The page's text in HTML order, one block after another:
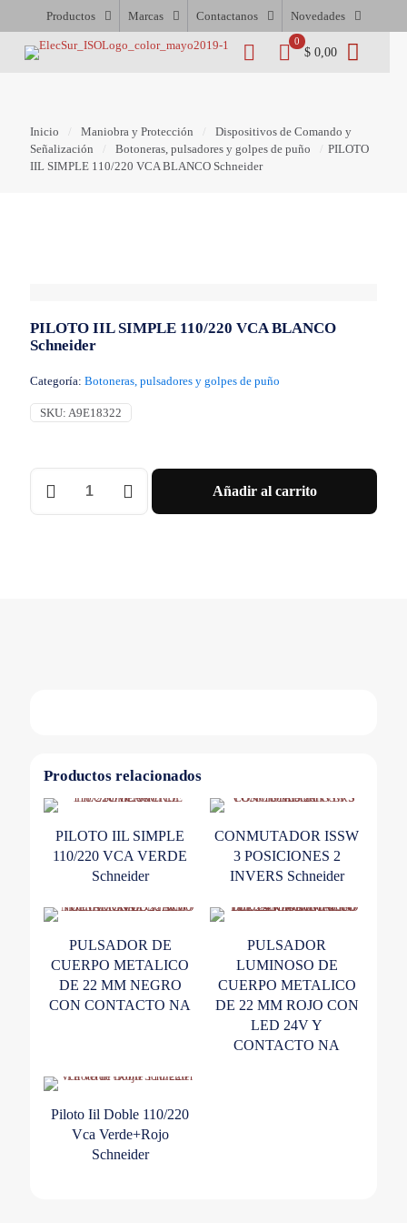
Productos Marcas Contactanos Novedades
0
$ 0,00
Inicio Maniobra y Protección
Dispositivos de Comando y
Señalización
Botoneras, pulsadores y golpes de puño
PILOTO
IIL SIMPLE 110/220 VCA BLANCO Schneider
PILOTO IIL SIMPLE 110/220 VCA BLANCO
Schneider
Categoría: Botoneras, pulsadores y golpes de puño
SKU: A9E18322
PILOTO
SIMPLE
Añadir al carrito
Productos relacionados
PILOTO IIL SIMPLE
110/220 VCA VERDE
Schneider
CONMUTADOR ISSW
3 POSICIONES 2
INVERS Schneider
PULSADOR DE
CUERPO METALICO
DE 22 MM NEGRO
CON CONTACTO NA
PULSADOR
LUMINOSO DE
CUERPO METALICO
DE 22 MM ROJO CON
LED 24V Y
CONTACTO NA
Piloto Iil Doble 110/220
Vca Verde+Rojo
Schneider